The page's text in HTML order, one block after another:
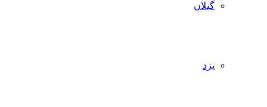
گیلان
یزد